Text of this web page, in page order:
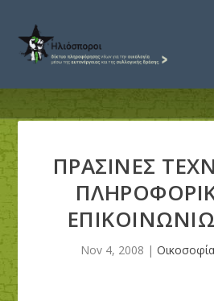
ΠΡΑΣΙΝΕΣ
Nov 4, 2008 | Οικοσοφία